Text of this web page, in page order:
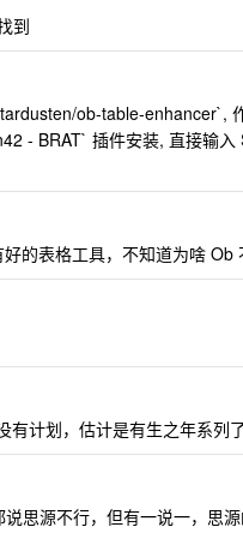
到
ob-table-enhancer`,
- BRAT` 插件安装, 直接输
的表格工具，不知道为啥 Ob
有计划，估计是有生之年系列
思源不行，但有一说一，思